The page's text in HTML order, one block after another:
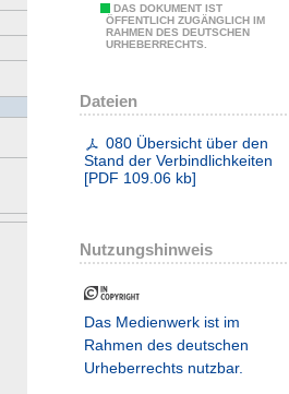
DAS DOKUMENT IST
ÖFFENTLICH ZUGÄNGLICH IM
RAHMEN DES DEUTSCHEN
URHEBERRECHTS.
Dateien
080 Übersicht über den
Stand der Verbindlichkeiten
[PDF 109.06 kb]
Nutzungshinweis
Das Medienwerk ist im
Rahmen des deutschen
Urheberrechts nutzbar.